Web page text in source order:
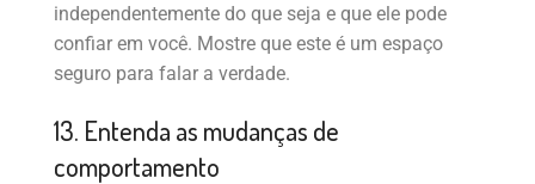
independentemente do que seja e que ele pode
confiar em você. Mostre que este é um espaço
seguro para falar a verdade.
13. Entenda as mudanças de
comportamento